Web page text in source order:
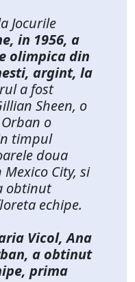
Jocurile
in 1956, a
olimpica din
argint, la
a fost
Sheen, o
o
timpul
doua
Mexico City, si
obtinut
echipe.
Vicol, Ana
a obtinut
prima